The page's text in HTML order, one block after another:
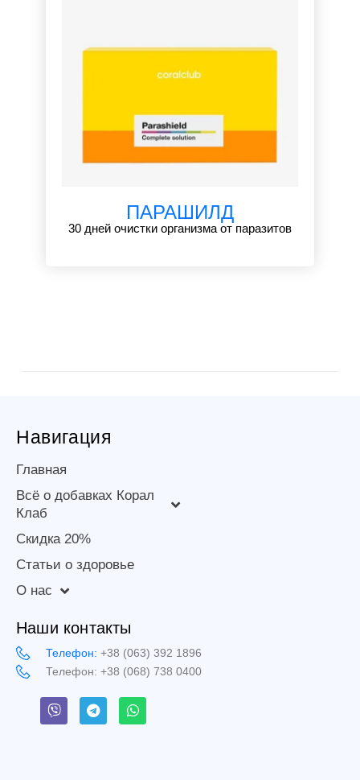
ПАРАШИЛД
30 дней очистки организма от паразитов
Навигация
Главная
Всё о добавках Корал
Клаб
Скидка 20%
Статьи о здоровье
О нас
Наши контакты
Телефон: +38 (063) 392 1896
Телефон: +38 (068) 738 0400